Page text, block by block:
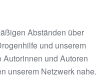
Abständen über
und unserem
und Autoren
unserem Netzwerk nahe.